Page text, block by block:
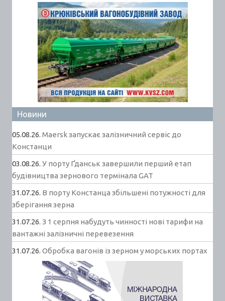
Новини
05.08.26. Maersk запускає залізничний сервіс до
Констанци
03.08.26. У порту Ґданськ завершили перший етап
будівництва зернового термінала GAT
31.07.26. В порту Констанца збільшені потужності для
зберігання зерна
31.07.26. З 1 серпня набудуть чинності нові тарифи на
вантажні залізничні перевезення
31.07.26. Обробка вагонів із зерном у морських портах